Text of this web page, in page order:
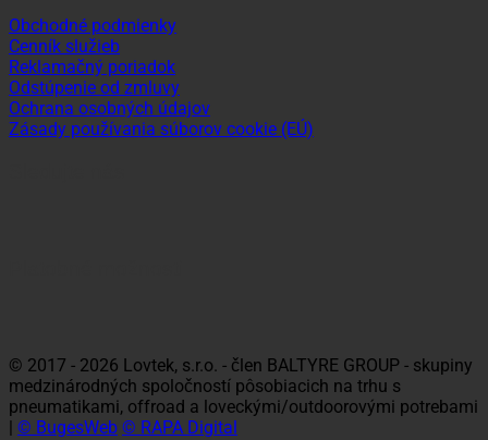
Obchodné podmienky
Cenník služieb
Reklamačný poriadok
Odstúpenie od zmluvy
Ochrana osobných údajov
Zásady používania súborov cookie (EÚ)
© 2017 - 2026 Lovtek, s.r.o. - člen BALTYRE GROUP - skupiny
medzinárodných spoločností pôsobiacich na trhu s
pneumatikami, offroad a loveckými/outdoorovými potrebami
| © BugesWeb © RAPA Digital